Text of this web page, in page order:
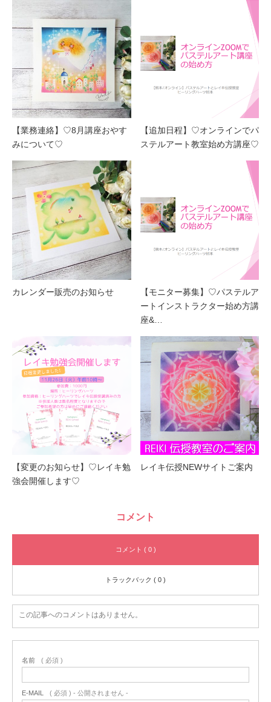
【業務連絡】♡8月講座おやす
みについて♡
【追加日程】♡オンラインでパ
ステルアート教室始め方講座♡
カレンダー販売のお知らせ
【モニター募集】♡パステルア
ートインストラクター始め方講
座&…
【変更のお知らせ】♡レイキ勉
強会開催します♡
レイキ伝授NEWサイトご案内
コメント
コメント ( 0 )
トラックバック ( 0 )
この記事へのコメントはありません。
名前 ( 必須 )
E-MAIL ( 必須 ) - 公開されません -